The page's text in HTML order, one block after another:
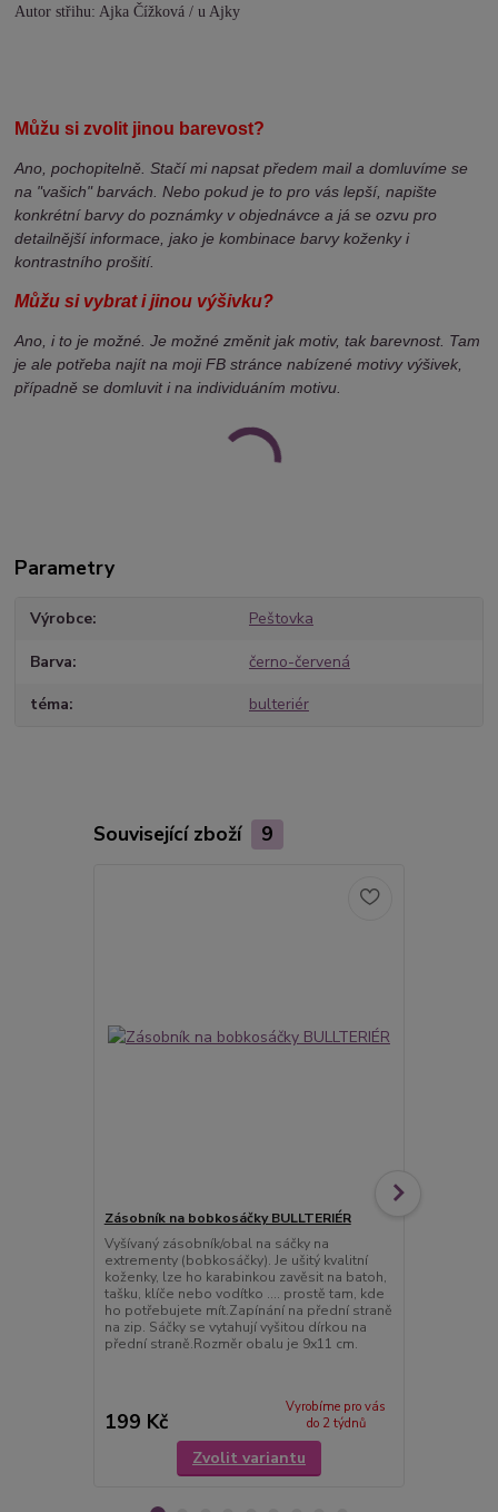
Autor střihu: Ajka Čížková / u Ajky
Můžu si zvolit jinou barevost?
Ano, pochopitelně. Stačí mi napsat předem mail a domluvíme se
na "vašich" barvách. Nebo pokud je to pro vás lepší, napište
konkrétní barvy do poznámky v objednávce a já se ozvu pro
detailnější informace, jako je kombinace barvy koženky i
kontrastního prošití.
Můžu si vybrat i jinou výšivku?
Ano, i to je možné. Je možné změnit jak motiv, tak barevnost. Tam
je ale potřeba najít na moji FB stránce nabízené motivy výšivek,
případně se domluvit i na individuáním motivu.
Parametry
Výrobce Peštovka
Barva černo-červená
téma bulteriér
Související zboží 9
Zásobník na bobkosáčky BULLTERIÉR
Vyšívaný zásobník/obal na sáčky na
extrementy (bobkosáčky). Je ušitý kvalitní
koženky, lze ho karabinkou zavěsit na batoh,
tašku, klíče nebo vodítko .... prostě tam, kde
ho potřebujete mít.Zapínání na přední straně
na zip. Sáčky se vytahují vyšitou dírkou na
přední straně.Rozměr obalu je 9x11 cm.
199 Kč
Vyrobíme pro vás
do 2 týdnů
Zvolit variantu